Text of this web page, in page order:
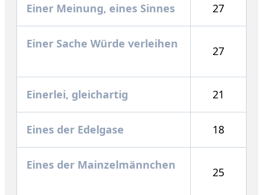
Einer Meinung, eines Sinnes 27
Einer Sache Würde verleihen
27
Einerlei, gleichartig 21
Eines der Edelgase 18
Eines der Mainzelmännchen
25